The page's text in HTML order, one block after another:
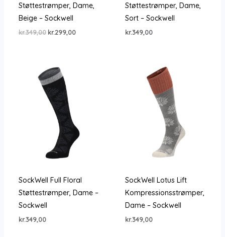
Støttestrømper, Dame,
Beige – Sockwell
kr.349,00 Den
kr.299,00Den
Støttestrømper, Dame,
Sort – Sockwell
kr.349,00
SockWell Full Floral
Støttestrømper, Dame –
Sockwell
kr.349,00
SockWell Lotus Lift
Kompressionsstrømper,
Dame – Sockwell
kr.349,00